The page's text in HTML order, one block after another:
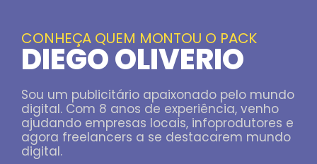
CONHEÇA QUEM MONTOU O PACK
DIEGO OLIVERIO
Sou um publicitário apaixonado pelo mundo
digital. Com 8 anos de experiência, venho
ajudando empresas locais, infoprodutores e
agora freelancers a se destacarem mundo
digital.